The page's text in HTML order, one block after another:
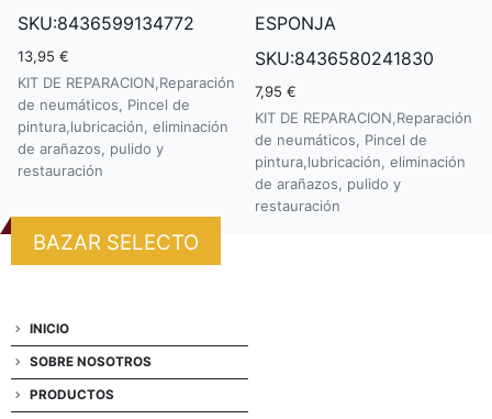
SKU:8436599134772
13,95 €
KIT DE REPARACION,Reparación
de neumáticos, Pincel de
pintura,lubricación, eliminación
de arañazos, pulido y
restauración
ESPONJA
SKU:8436580241830
7,95 €
KIT DE REPARACION,Reparación
de neumáticos, Pincel de
pintura,lubricación, eliminación
de arañazos, pulido y
restauración
BAZAR SELECTO
INICIO
SOBRE NOSOTROS
PRODUCTOS